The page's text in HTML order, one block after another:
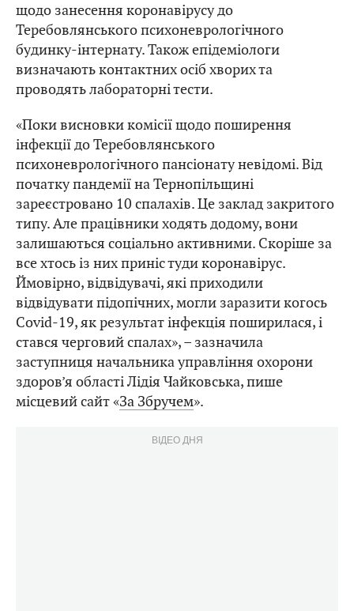
щодо занесення коронавірусу до
Теребовлянського психоневрологічного
будинку-інтернату. Також епідеміологи
визначають контактних осіб хворих та
проводять лабораторні тести.
«Поки висновки комісії щодо поширення
інфекції до Теребовлянського
психоневрологічного пансіонату невідомі. Від
початку пандемії на Тернопільщині
зареєстровано 10 спалахів. Це заклад закритого
типу. Але працівники ходять додому, вони
залишаються соціально активними. Скоріше за
все хтось із них приніс туди коронавірус.
Ймовірно, відвідувачі, які приходили
відвідувати підопічних, могли заразити когось
Covid-19, як результат інфекція поширилася, і
стався черговий спалах», – зазначила
заступниця начальника управління охорони
здоров’я області Лідія Чайковська, пише
місцевий сайт «За Збручем».
ВІДЕО ДНЯ